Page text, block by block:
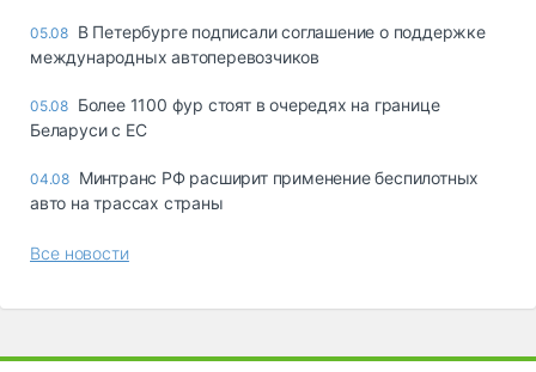
05.08 В Петербурге подписали соглашение о поддержке
международных автоперевозчиков
05.08 Более 1100 фур стоят в очередях на границе
Беларуси с ЕС
04.08 Минтранс РФ расширит применение беспилотных
авто на трассах страны
Все новости